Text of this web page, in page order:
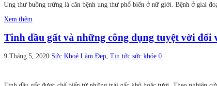
Ung thư buồng trứng là căn bệnh ung thư phổ biến ở nữ giới. Bệnh ở giai
Xem thêm
Tinh dầu gất và những công dụng tuyệt vời đối
9 Tháng 5, 2020 Sức Khoẻ Làm Đẹp Tin tức sức khỏe 0